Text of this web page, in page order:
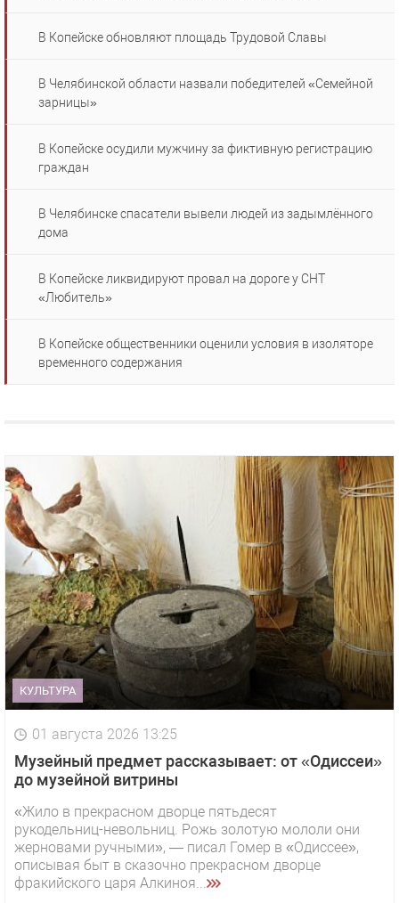
В Копейске обновляют площадь Трудовой Славы
В Челябинской области назвали победителей «Семейной
зарницы»
В Копейске осудили мужчину за фиктивную регистрацию
граждан
В Челябинске спасатели вывели людей из задымлённого
дома
В Копейске ликвидируют провал на дороге у СНТ
«Любитель»
В Копейске общественники оценили условия в изоляторе
временного содержания
КУЛЬТУРА
01 августа 2026 13:25
Музейный предмет рассказывает: от «Одиссеи»
до музейной витрины
«Жило в прекрасном дворце пятьдесят
рукодельниц-невольниц. Рожь золотую мололи они
жерновами ручными», — писал Гомер в «Одиссее»,
описывая быт в сказочно прекрасном дворце
фракийского царя Алкиноя...